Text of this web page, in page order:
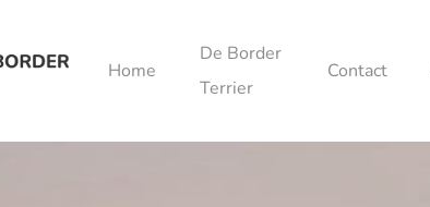
Home
De Border
Terrier
Contact